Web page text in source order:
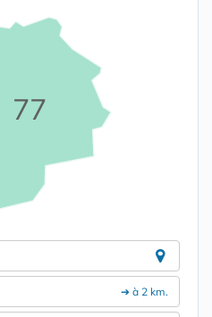
77
➔ à 2 km.